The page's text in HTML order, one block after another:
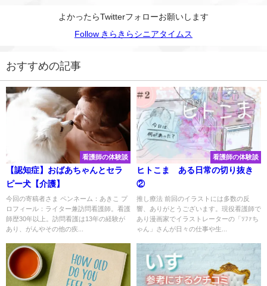
よかったらTwitterフォローお願いします
Follow きらきらシニアタイムス
おすすめの記事
看護師の体験談
【認知症】おばあちゃんとセラ
ピー犬【介護】
今回の寄稿者さま ペンネーム：あきこ プ
ロフィール：ライター兼訪問看護師。看護
師歴30年以上。訪問看護は13年の経験が
あり、がんやその他の疾...
看護師の体験談
ヒトこま ある日常の切り抜き
②
推し療法 前回のイラストには多数の反
響、ありがとうございます。現役看護師で
あり漫画家でイラストレーターの「ｿﾌｧち
ゃん」さんが日々の仕事や生...